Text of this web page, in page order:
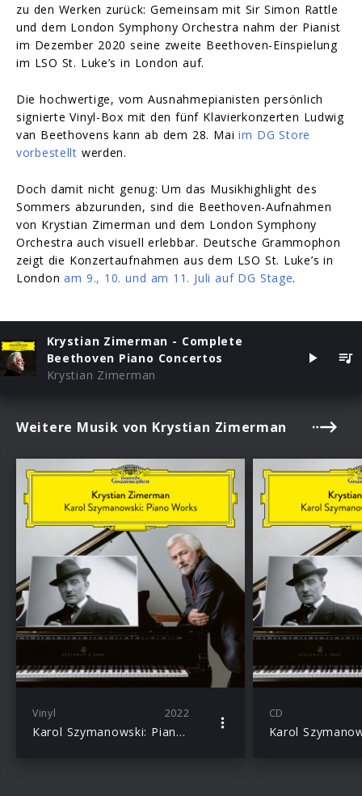
zu den Werken zurück: Gemeinsam mit Sir Simon Rattle
und dem London Symphony Orchestra nahm der Pianist
im Dezember 2020 seine zweite Beethoven-Einspielung
im LSO St. Luke’s in London auf.
Die hochwertige, vom Ausnahmepianisten persönlich
signierte Vinyl-Box mit den fünf Klavierkonzerten Ludwig
van Beethovens kann ab dem 28. Maiim DG Store
vorbestellt werden.
Doch damit nicht genug: Um das Musikhighlight des
Sommers abzurunden, sind die Beethoven-Aufnahmen
von Krystian Zimerman und dem London Symphony
Orchestra auch visuell erlebbar. Deutsche Grammophon
zeigt die Konzertaufnahmen aus dem LSO St. Luke’s in
London am 9., 10. und am 11. Juli auf DG Stage.
Krystian Zimerman - Complete
Beethoven Piano Concertos
Krystian Zimerman
Weitere Musik von Krystian Zimerman
Vinyl 2022
Karol Szymanowski: Piano Works
CD